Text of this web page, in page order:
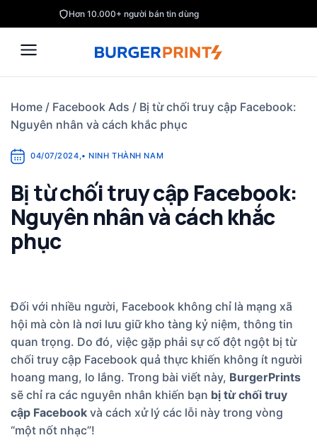
to
content
Hơn 10.000+ người bán tin dùng
Home / Facebook Ads / Bị từ chối truy cập Facebook:
Nguyên nhân và cách khắc phục
04/07/2024,• NINH THÀNH NAM
Bị từ chối truy cập Facebook:
Nguyên nhân và cách khắc
phục
Đối với nhiều người, Facebook không chỉ là mạng xã
hội mà còn là nơi lưu giữ kho tàng kỷ niệm, thông tin
quan trọng. Do đó, việc gặp phải sự cố đột ngột bị từ
chối truy cập Facebook quả thực khiến không ít người
hoang mang, lo lắng. Trong bài viết này, BurgerPrints
sẽ chỉ ra các nguyên nhân khiến bạn bị từ chối truy
cập Facebook và cách xử lý các lỗi này trong vòng
“một nốt nhạc”!